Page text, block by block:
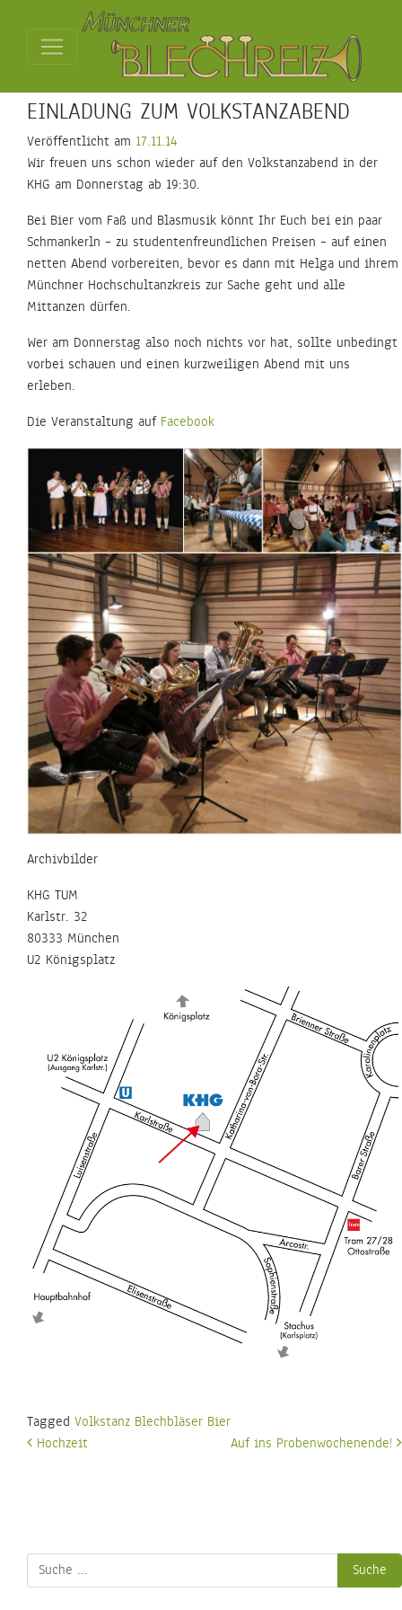
EINLADUNG ZUM VOLKSTANZABEND
Veröffentlicht am 17.11.14
Wir freuen uns schon wieder auf den Volkstanzabend in der
KHG am Donnerstag ab 19:30.
Bei Bier vom Faß und Blasmusik könnt Ihr Euch bei ein paar
Schmankerln – zu studentenfreundlichen Preisen – auf einen
netten Abend vorbereiten, bevor es dann mit Helga und ihrem
Münchner Hochschultanzkreis zur Sache geht und alle
Mittanzen dürfen.
Wer am Donnerstag also noch nichts vor hat, sollte unbedingt
vorbei schauen und einen kurzweiligen Abend mit uns
erleben.
Die Veranstaltung auf Facebook
Archivbilder
KHG TUM
Karlstr. 32
80333 München
U2 Königsplatz
Tagged Volkstanz Blechbläser Bier
Beitrags-
Hochzeit Auf ins Probenwochenende!